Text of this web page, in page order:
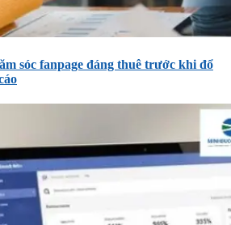
sóc fanpage đáng thuê trước khi đổ